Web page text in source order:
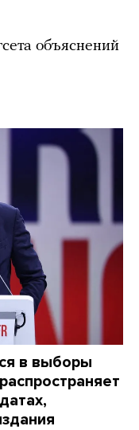
объяснений
в выборы